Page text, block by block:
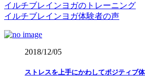
イルチブレインヨガのトレーニング
イルチブレインヨガ体験者の声
2018/12/05
ストレスを上手にかわしてポジティブ